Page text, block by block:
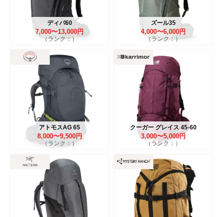
ディバ60
7,000〜13,000円
（ランク：）
ズール35
4,000〜6,000円
（ランク：）
アトモスAG 65
8,000〜9,500円
（ランク：）
クーガー グレイス 45-60
3,000〜5,000円
（ランク：）